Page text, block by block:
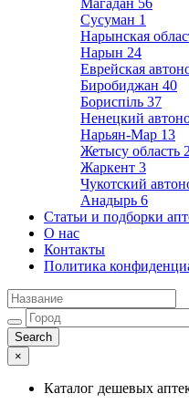
Магадан 56
Сусуман 1
Нарынская
Нарын 24
Еврейская
Биробиджан 40
Бориспіль 37
Ненецкий
Нарьян-Мар 13
Жетысу область
Жаркент 3
Чукотский
Анадырь 6
Статьи и подборки
О нас
Контакты
Политика
×
Каталог дешевых